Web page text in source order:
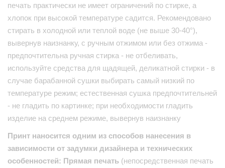
печать практически не имеет ограничений по стирке, а
хлопок при высокой температуре садится. Рекомендовано
стирать в холодной или теплой воде (не выше 30-40°),
вывернув наизнанку, с ручным отжимом или без отжима -
предпочтительна ручная стирка - не отбеливать,
используйте средства для щадящей, деликатной стирки - в
случае барабанной сушки выбирать самый низкий по
температуре режим; естественная сушка предпочтительней
- не гладить по картинке; при необходимости гладить
изделие на среднем режиме, вывернув наизнанку
Принт наносится одним из способов нанесения в
зависимости от задумки дизайнера и технических
особенностей: Прямая печать (непосредственная печать